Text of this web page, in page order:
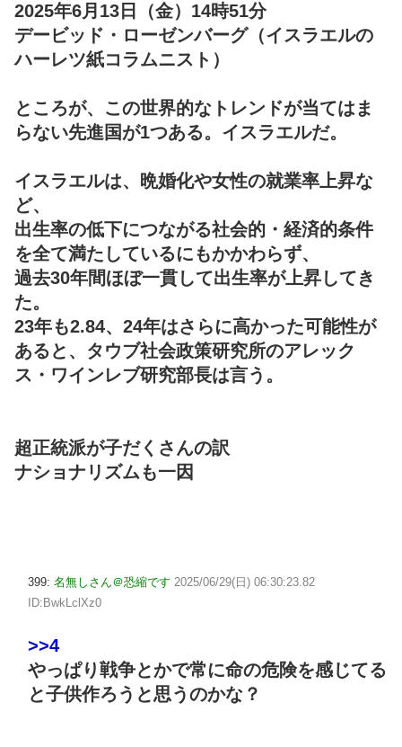
2025年6月13日（金）14時51分
デービッド・ローゼンバーグ（イスラエルの
ハーレツ紙コラムニスト）
ところが、この世界的なトレンドが当てはま
らない先進国が1つある。イスラエルだ。
イスラエルは、晩婚化や女性の就業率上昇な
ど、
出生率の低下につながる社会的・経済的条件
を全て満たしているにもかかわらず、
過去30年間ほぼ一貫して出生率が上昇してき
た。
23年も2.84、24年はさらに高かった可能性が
あると、タウブ社会政策研究所のアレック
ス・ワインレブ研究部長は言う。
超正統派が子だくさんの訳
ナショナリズムも一因
399: 名無しさん＠恐縮です 2025/06/29(日) 06:30:23.82
ID:BwkLclXz0
>>4
やっぱり戦争とかで常に命の危険を感じてる
と子供作ろうと思うのかな？